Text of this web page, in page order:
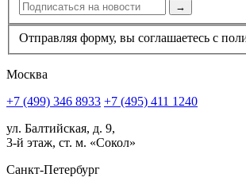
→
Отправляя форму, вы соглашаетесь с
Москва
+7 (499) 346 8933 +7 (495) 411 1240
ул. Балтийская, д. 9,
3-й этаж, ст. м. «Сокол»
Санкт-Петербург